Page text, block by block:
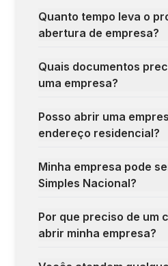
Quanto tempo leva o
abertura de empresa?
Quais documentos
uma empresa?
Posso abrir uma
endereço residencial?
Minha empresa pode
Simples Nacional?
Por que preciso de um
abrir minha empresa?